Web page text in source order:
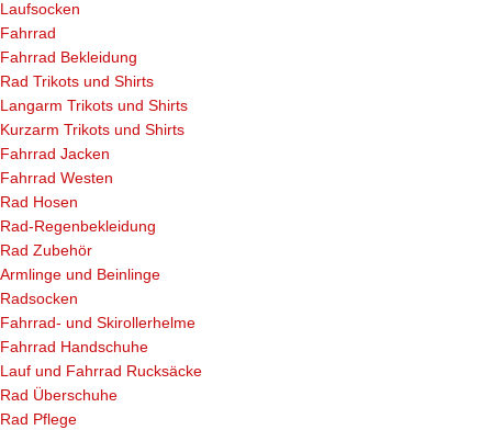
Laufsocken
Fahrrad
Fahrrad Bekleidung
Rad Trikots und Shirts
Langarm Trikots und Shirts
Kurzarm Trikots und Shirts
Fahrrad Jacken
Fahrrad Westen
Rad Hosen
Rad-Regenbekleidung
Rad Zubehör
Armlinge und Beinlinge
Radsocken
Fahrrad- und Skirollerhelme
Fahrrad Handschuhe
Lauf und Fahrrad Rucksäcke
Rad Überschuhe
Rad Pflege